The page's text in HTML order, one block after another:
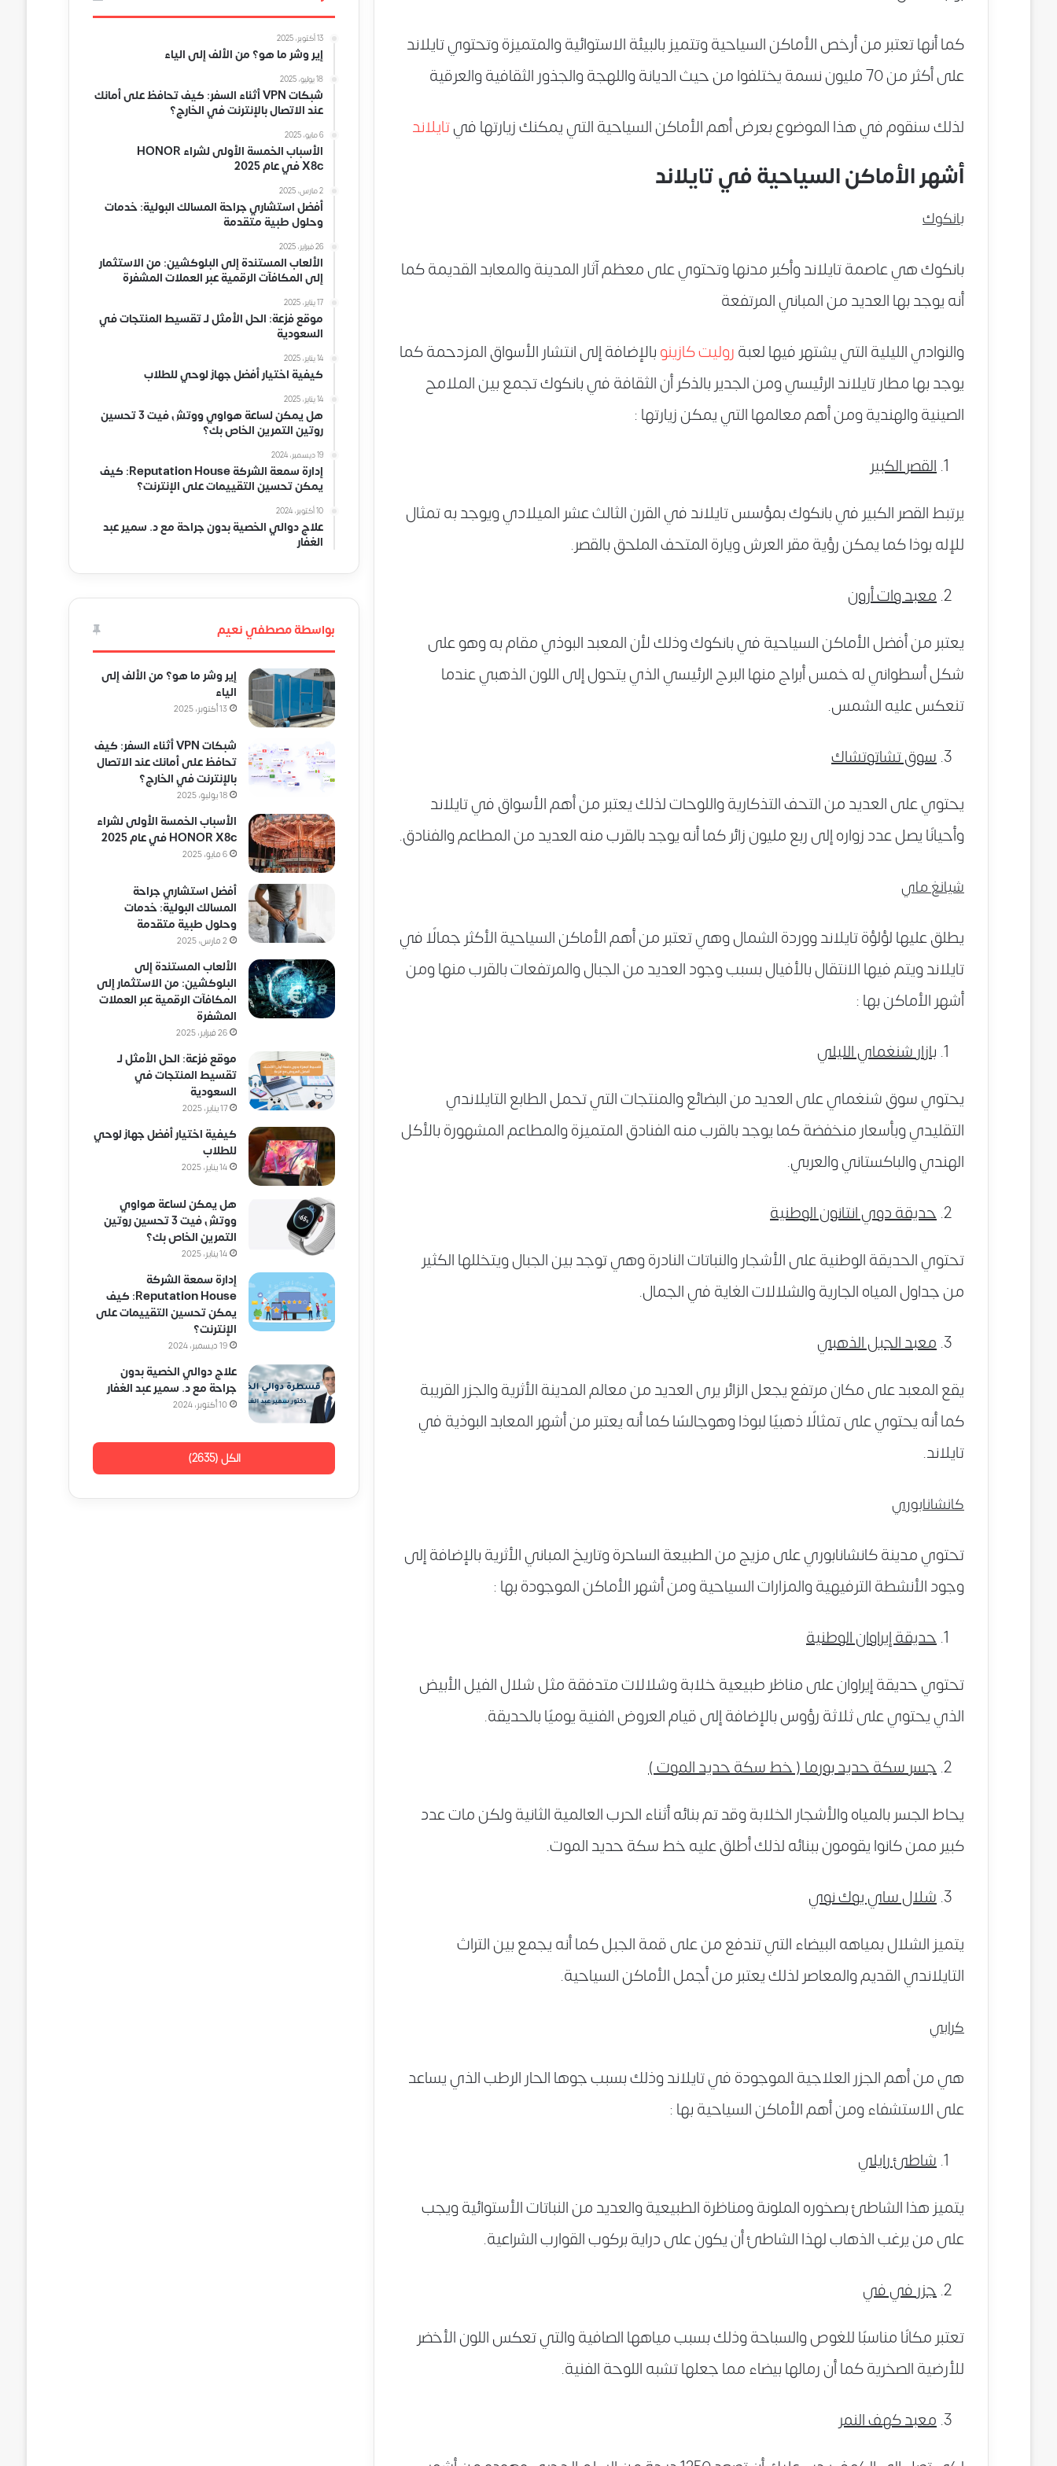
كما أنها تعتبر من أرخص الأماكن السياحية وتتميز بالبيئة الاستوائية والمتميزة وتحتوي تايلاند
على أكثر من 70 مليون نسمة يختلفوا من حيث الديانة واللهجة والجذور الثقافية والعرقية
لذلك سنقوم في هذا الموضوع بعرض أهم الأماكن السياحية التي يمكنك زيارتها فيتايلاند
أشهر الأماكن السياحية في تايلاند
بانكوك
بانكوك هي عاصمة تايلاند وأكبر مدنها وتحتوي على معظم آثار المدينة والمعابد القديمة كما
أنه يوجد بها العديد من المباني المرتفعة
والنوادي الليلية التي يشتهر فيها لعبةروليت كازينوبالإضافة إلى انتشار الأسواق المزدحمة كما
يوجد بها مطار تايلاند الرئيسي ومن الجدير بالذكر أن الثقافة في بانكوك تجمع بين الملامح
الصينية والهندية ومن أهم معالمها التي يمكن زيارتها :
القصر الكبير
يرتبط القصر الكبير في بانكوك بمؤسس تايلاند في القرن الثالث عشر الميلادي ويوجد به تمثال
للإله بوذا كما يمكن رؤية مقر العرش ويارة المتحف الملحق بالقصر.
معبد وات أرون
يعتبر من أفضل الأماكن السياحية في بانكوك وذلك لأن المعبد البوذي مقام به وهو على
شكل أسطواني له خمس أبراج منها البرج الرئيسي الذي يتحول إلى اللون الذهبي عندما
تنعكس عليه الشمس.
سوق تشاتوتشاك
يحتوي على العديد من التحف التذكارية واللوحات لذلك يعتبر من أهم الأسواق في تايلاند
وأحيانًا يصل عدد زواره إلى ربع مليون زائر كما أنه يوجد بالقرب منه العديد من المطاعم والفنادق.
شيانغ ماي
يطلق عليها لؤلؤة تايلاند ووردة الشمال وهي تعتبر من أهم الأماكن السياحية الأكثر جمالًا في
تايلاند ويتم فيها الانتقال بالأفيال بسبب وجود العديد من الجبال والمرتفعات بالقرب منها ومن
أشهر الأماكن بها :
بازار شنغماي الليلي
يحتوي سوق شنغماي على العديد من البضائع والمنتجات التي تحمل الطابع التايلاندي
التقليدي وبأسعار منخفضة كما يوجد بالقرب منه الفنادق المتميزة والمطاعم المشهورة بالأكل
الهندي والباكستاني والعربي.
حديقة دوي انتانون الوطنية
تحتوي الحديقة الوطنية على الأشجار والنباتات النادرة وهي توجد بين الجبال ويتخللها الكثير
من جداول المياه الجارية والشلالات الغاية في الجمال.
معبد الجبل الذهبي
يقع المعبد على مكان مرتفع يجعل الزائر يرى العديد من معالم المدينة الأثرية والجزر القريبة
كما أنه يحتوي على تمثالًا ذهبيًا لبوذا وهوجالسًا كما أنه يعتبر من أشهر المعابد البوذية في
تايلاند.
كانشانابوري
تحتوي مدينة كانشانابوري على مزيج من الطبيعة الساحرة وتاريخ المباني الأثرية بالإضافة إلى
وجود الأنشطة الترفيهية والمزارات السياحية ومن أشهر الأماكن الموجودة بها :
حديقة إيراوان الوطنية
تحتوي حديقة إيراوان على مناظر طبيعية خلابة وشلالات متدفقة مثل شلال الفيل الأبيض
الذي يحتوي على ثلاثة رؤوس بالإضافة إلى قيام العروض الفنية يوميًا بالحديقة.
جسر سكة حديد بورما ( خط سكة حديد الموت )
يحاط الجسر بالمياه والأشجار الخلابة وقد تم بنائه أثناء الحرب العالمية الثانية ولكن مات عدد
كبير ممن كانوا يقومون ببنائه لذلك أطلق عليه خط سكة حديد الموت.
شلال ساي يوك نوي
يتميز الشلال بمياهه البيضاء التي تندفع من على قمة الجبل كما أنه يجمع بين التراث
التايلاندي القديم والمعاصر لذلك يعتبر من أجمل الأماكن السياحية.
كرابي
هي من أهم الجزر العلاجية الموجودة في تايلاند وذلك بسبب جوها الحار الرطب الذي يساعد
على الاستشفاء ومن أهم الأماكن السياحية بها :
شاطئ رايلي
يتميز هذا الشاطئ بصخوره الملونة ومناظرة الطبيعية والعديد من النباتات الأستوائية ويجب
على من يرغب الذهاب لهذا الشاطئ أن يكون على دراية بركوب القوارب الشراعية.
جزر في في
تعتبر مكانًا مناسبًا للغوص والسباحة وذلك بسبب مياهها الصافية والتي تعكس اللون الأخضر
للأرضية الصخرية كما أن رمالها بيضاء مما جعلها تشبه اللوحة الفنية.
معبد كهف النمر
13 أكتوبر، 2025
إير وشر ما هو؟ من الألف إلى الياء
18 يوليو، 2025
شبكات VPN أثناء السفر: كيف تحافظ على أمانك
عند الاتصال بالإنترنت في الخارج؟
6 مايو، 2025
الأسباب الخمسة الأولى لشراء HONOR
X8c في عام 2025
2 مارس، 2025
أفضل استشاري جراحة المسالك البولية: خدمات
وحلول طبية متقدمة
26 فبراير، 2025
الألعاب المستندة إلى البلوكشين: من الاستثمار
إلى المكافآت الرقمية عبر العملات المشفرة
17 يناير، 2025
موقع فزعة: الحل الأمثل لـ تقسيط المنتجات في
السعودية
14 يناير، 2025
كيفية اختيار أفضل جهاز لوحي للطلاب
14 يناير، 2025
هل يمكن لساعة هواوي ووتش فيت 3 تحسين
روتين التمرين الخاص بك؟
19 ديسمبر، 2024
إدارة سمعة الشركة Reputation House: كيف
يمكن تحسين التقييمات على الإنترنت؟
10 أكتوبر، 2024
علاج دوالي الخصية بدون جراحة مع د. سمير عبد
الغفار
بواسطة مصطفي نعيم
إير وشر ما هو؟ من الألف إلى
الياء
13 أكتوبر، 2025
شبكات VPN أثناء السفر: كيف
تحافظ على أمانك عند الاتصال
بالإنترنت في الخارج؟
18 يوليو، 2025
الأسباب الخمسة الأولى لشراء
HONOR X8c في عام 2025
6 مايو، 2025
أفضل استشاري جراحة
المسالك البولية: خدمات
وحلول طبية متقدمة
2 مارس، 2025
الألعاب المستندة إلى
البلوكشين: من الاستثمار إلى
المكافآت الرقمية عبر العملات
المشفرة
26 فبراير، 2025
موقع فزعة: الحل الأمثل لـ
تقسيط المنتجات في
السعودية
17 يناير، 2025
كيفية اختيار أفضل جهاز لوحي
للطلاب
14 يناير، 2025
هل يمكن لساعة هواوي
ووتش فيت 3 تحسين روتين
التمرين الخاص بك؟
14 يناير، 2025
إدارة سمعة الشركة
Reputation House: كيف
يمكن تحسين التقييمات على
الإنترنت؟
19 ديسمبر، 2024
علاج دوالي الخصية بدون
جراحة مع د. سمير عبد الغفار
10 أكتوبر، 2024
الكل (2635)